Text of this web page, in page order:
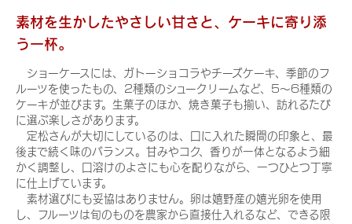
素材を生かしたやさしい甘さと、ケーキに寄り添
う一杯。
ショーケースには、ガトーショコラやチーズケーキ、季節のフ
ルーツを使ったもの、2種類のシュークリームなど、5～6種類の
ケーキが並びます。生菓子のほか、焼き菓子も揃い、訪れるたび
に選ぶ楽しさがあります。
定松さんが大切にしているのは、口に入れた瞬間の印象と、最
後まで続く味のバランス。甘みやコク、香りが一体となるよう細
かく調整し、口溶けのよさにも心を配りながら、一つひとつ丁寧
に仕上げています。
素材選びにも妥協はありません。卵は嬉野産の嬉光卵を使用
し、フルーツは旬のものを農家から直接仕入れるなど、できる限